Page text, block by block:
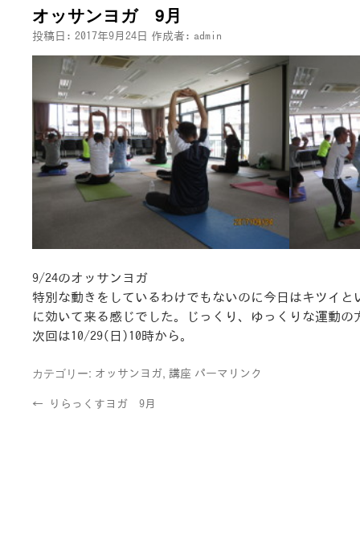
オッサンヨガ 9月
投稿日: 2017年9月24日 作成者: admin
9/24のオッサンヨガ
特別な動きをしているわけでもないのに今日はキツイ
に効いて来る感じでした。じっくり、ゆっくりな運動
次回は10/29(日)10時から。
カテゴリー: オッサンヨガ, 講座 パーマリンク
← りらっくすヨガ 9月